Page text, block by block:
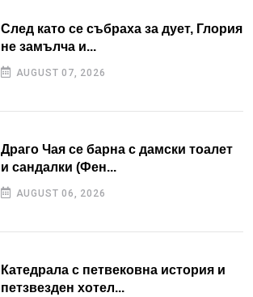
След като се събраха за дует, Глория
не замълча и...
AUGUST 07, 2026
Драго Чая се барна с дамски тоалет
и сандалки (Фен...
AUGUST 06, 2026
Катедрала с петвековна история и
петзвезден хотел...